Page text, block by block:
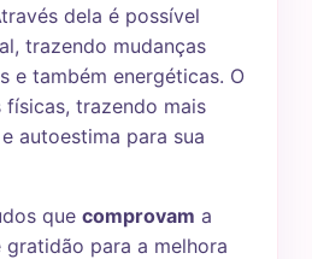
dela é possível
trazendo mudanças
e também energéticas. O
trazendo mais
autoestima para sua
que comprovam a
para a melhora